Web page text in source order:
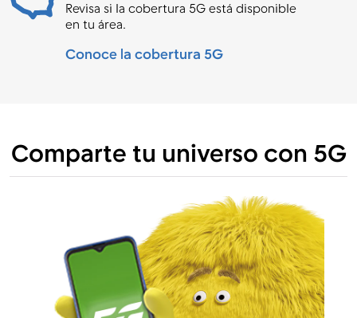
Revisa si la cobertura 5G está disponible
en tu área.
Conoce la cobertura 5G
Comparte tu universo con 5G